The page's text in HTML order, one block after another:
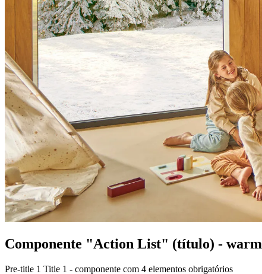
Componente "Action List" (título) - warm
Pre-title 1 Title 1 - componente com 4 elementos obrigatórios